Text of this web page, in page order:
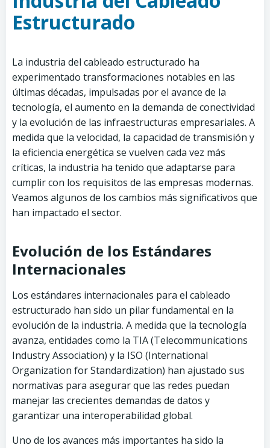
Estructurado
La industria del cableado estructurado ha
experimentado transformaciones notables en las
últimas décadas, impulsadas por el avance de la
tecnología, el aumento en la demanda de conectividad
y la evolución de las infraestructuras empresariales. A
medida que la velocidad, la capacidad de transmisión y
la eficiencia energética se vuelven cada vez más
críticas, la industria ha tenido que adaptarse para
cumplir con los requisitos de las empresas modernas.
Veamos algunos de los cambios más significativos que
han impactado el sector.
Evolución de los Estándares
Internacionales
Los estándares internacionales para el cableado
estructurado han sido un pilar fundamental en la
evolución de la industria. A medida que la tecnología
avanza, entidades como la TIA (Telecommunications
Industry Association) y la ISO (International
Organization for Standardization) han ajustado sus
normativas para asegurar que las redes puedan
manejar las crecientes demandas de datos y
garantizar una interoperabilidad global.
Uno de los avances más importantes ha sido la